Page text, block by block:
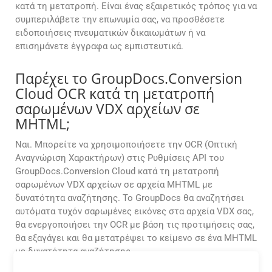
κατά τη μετατροπή. Είναι ένας εξαιρετικός τρόπος για να
συμπεριλάβετε την επωνυμία σας, να προσθέσετε
ειδοποιήσεις πνευματικών δικαιωμάτων ή να
επισημάνετε έγγραφα ως εμπιστευτικά.
Παρέχει το GroupDocs.Conversion
Cloud OCR κατά τη μετατροπή
σαρωμένων VDX αρχείων σε
MHTML;
Ναι. Μπορείτε να χρησιμοποιήσετε την OCR (Οπτική
Αναγνώριση Χαρακτήρων) στις Ρυθμίσεις API του
GroupDocs.Conversion Cloud κατά τη μετατροπή
σαρωμένων VDX αρχείων σε αρχεία MHTML με
δυνατότητα αναζήτησης. Το GroupDocs θα αναζητήσει
αυτόματα τυχόν σαρωμένες εικόνες στα αρχεία VDX σας,
θα ενεργοποιήσει την OCR με βάση τις προτιμήσεις σας,
θα εξαγάγει και θα μετατρέψει το κείμενο σε ένα MHTML
με δυνατότητα αναζήτησης.